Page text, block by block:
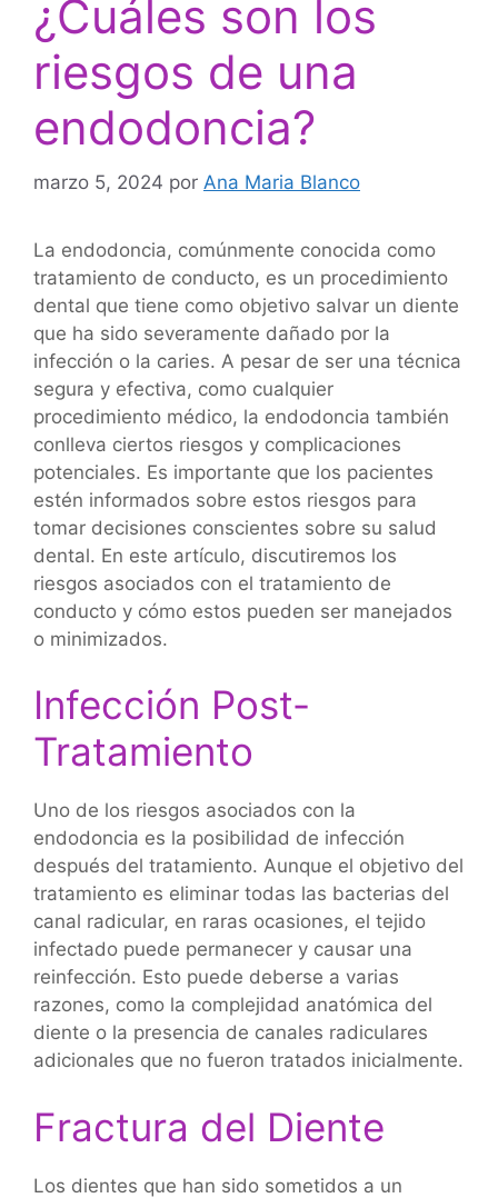
¿Cuáles son los
riesgos de una
endodoncia?
marzo 5, 2024 por Ana Maria Blanco
La endodoncia, comúnmente conocida como
tratamiento de conducto, es un procedimiento
dental que tiene como objetivo salvar un diente
que ha sido severamente dañado por la
infección o la caries. A pesar de ser una técnica
segura y efectiva, como cualquier
procedimiento médico, la endodoncia también
conlleva ciertos riesgos y complicaciones
potenciales. Es importante que los pacientes
estén informados sobre estos riesgos para
tomar decisiones conscientes sobre su salud
dental. En este artículo, discutiremos los
riesgos asociados con el tratamiento de
conducto y cómo estos pueden ser manejados
o minimizados.
Infección Post-
Tratamiento
Uno de los riesgos asociados con la
endodoncia es la posibilidad de infección
después del tratamiento. Aunque el objetivo del
tratamiento es eliminar todas las bacterias del
canal radicular, en raras ocasiones, el tejido
infectado puede permanecer y causar una
reinfección. Esto puede deberse a varias
razones, como la complejidad anatómica del
diente o la presencia de canales radiculares
adicionales que no fueron tratados inicialmente.
Fractura del Diente
Los dientes que han sido sometidos a un